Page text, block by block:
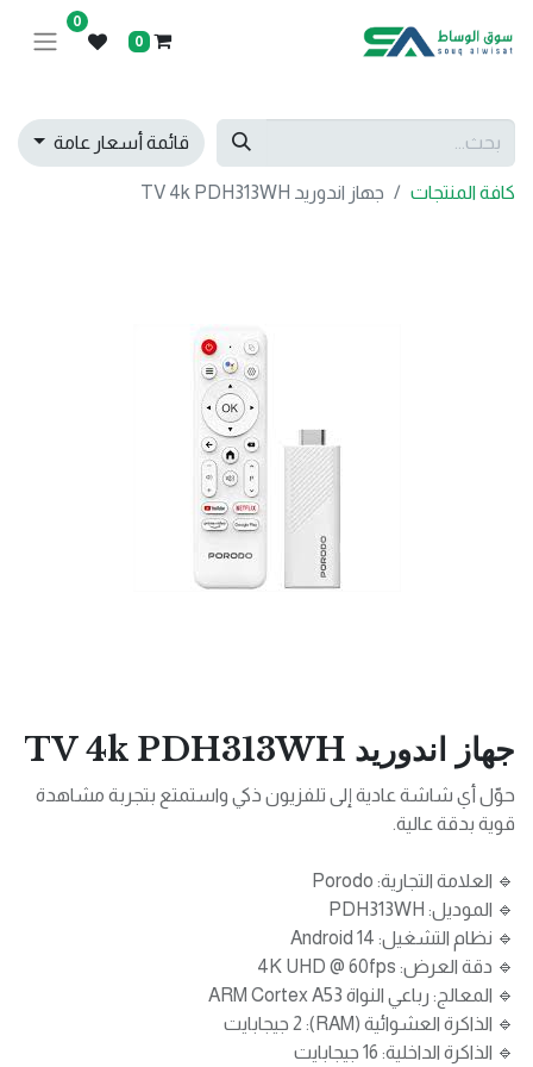
0
0
قائمة أسعار عامة
كافة المنتجات جهاز اندوريد TV 4k PDH313WH
جهاز اندوريد TV 4k PDH313WH
حوّل أي شاشة عادية إلى تلفزيون ذكي واستمتع بتجربة مشاهدة
قوية بدقة عالية.
🔹 العلامة التجارية: Porodo
🔹 الموديل: PDH313WH
🔹 نظام التشغيل: Android 14
🔹 دقة العرض: 4K UHD @ 60fps
🔹 المعالج: رباعي النواة ARM Cortex A53
🔹 الذاكرة العشوائية (RAM): 2 جيجابايت
🔹 الذاكرة الداخلية: 16 جيجابايت